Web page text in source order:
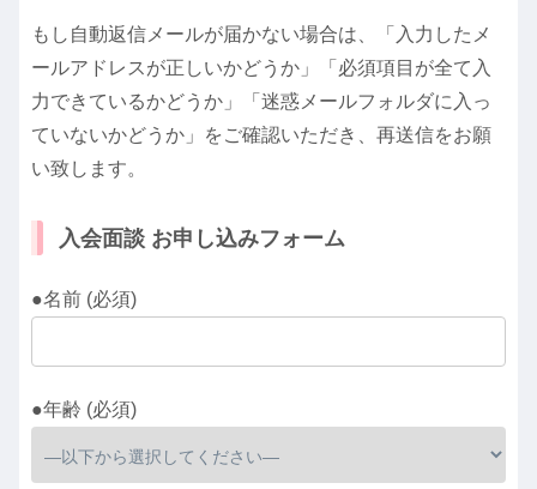
もし自動返信メールが届かない場合は、「入力したメ
ールアドレスが正しいかどうか」「必須項目が全て入
力できているかどうか」「迷惑メールフォルダに入っ
ていないかどうか」をご確認いただき、再送信をお願
い致します。
入会面談 お申し込みフォーム
●名前 (必須)
●年齢 (必須)